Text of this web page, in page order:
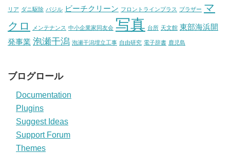
リア ダニ駆除 バジル ビーチクリーン フロントラインプラス ブラザー マ
クロ
メンテナンス 中小企業家同友会 写真 台所 天文館 東部海浜開
発事業 泡瀬干潟 泡瀬干潟埋立工事 自由研究 電子辞書 鹿児島
ブログロール
Documentation
Plugins
Suggest Ideas
Support Forum
Themes